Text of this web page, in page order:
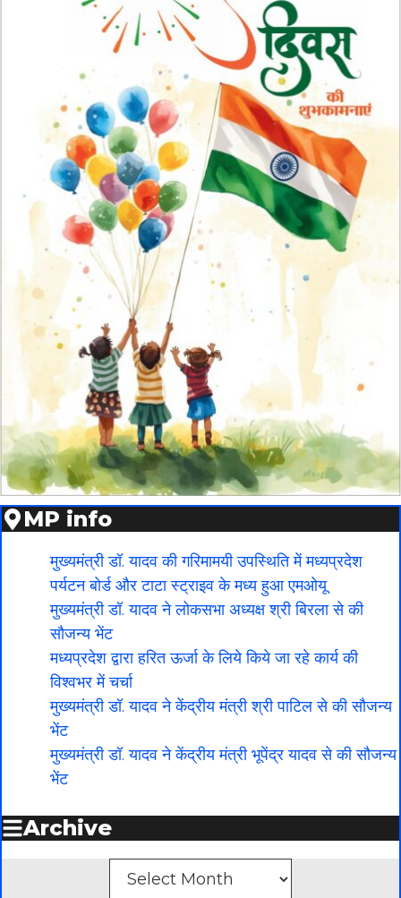
MP info
मुख्यमंत्री डॉ. यादव की गरिमामयी उपस्थिति में मध्यप्रदेश
पर्यटन बोर्ड और टाटा स्ट्राइव के मध्य हुआ एमओयू
मुख्यमंत्री डॉ. यादव ने लोकसभा अध्यक्ष श्री बिरला से की
सौजन्य भेंट
मध्यप्रदेश द्वारा हरित ऊर्जा के लिये किये जा रहे कार्य की
विश्वभर में चर्चा
मुख्यमंत्री डॉ. यादव ने केंद्रीय मंत्री श्री पाटिल से की सौजन्य
भेंट
मुख्यमंत्री डॉ. यादव ने केंद्रीय मंत्री भूपेंद्र यादव से की सौजन्य
भेंट
Archive